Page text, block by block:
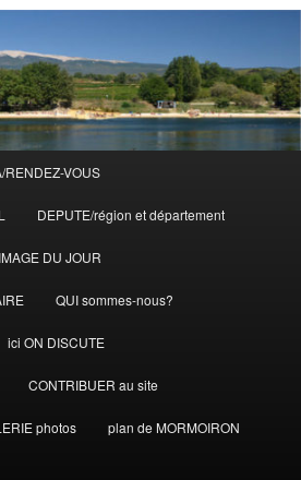
RENDEZ-VOUS
DEPUTE/région et département
DU JOUR
QUI sommes-nous?
ici ON DISCUTE
CONTRIBUER au site
photos plan de MORMOIRON